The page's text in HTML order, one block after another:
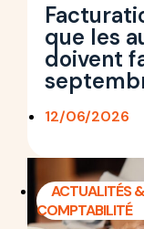
que les
doivent
12/06/2026
ACTUALITÉS
COMPTABILITÉ